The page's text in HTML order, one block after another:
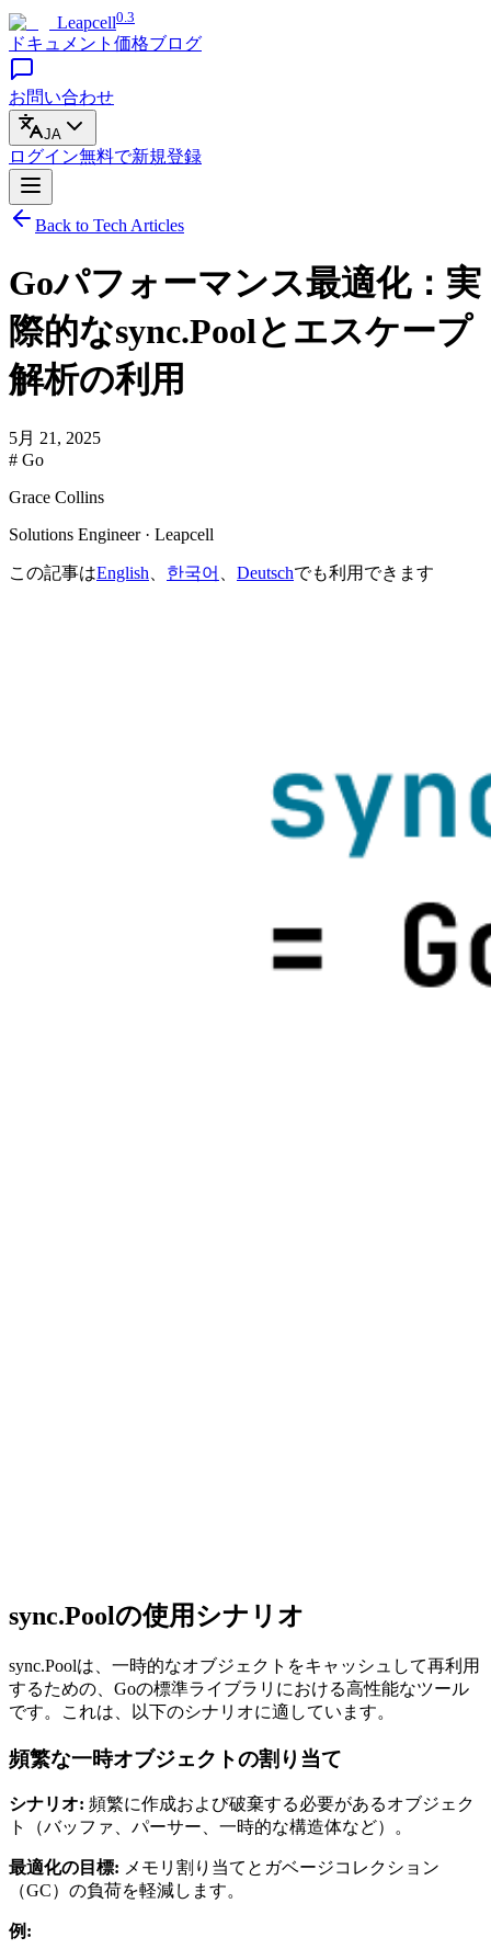
Leapcell0.3
ドキュメント 価格ブログ
お問い合わせ
JA
ログイン無料で新規登録
Back to Tech Articles
Goパフォーマンス最適化：実
際的なsync.Poolとエスケープ
解析の利用
5月 21, 2025
# Go
Grace Collins
Solutions Engineer · Leapcell
この記事はEnglish 한국어 Deutschでも利用できます
sync.Poolの使用シナリオ
sync.Poolは、一時的なオブジェクトをキャッシュして再利用
するための、Goの標準ライブラリにおける高性能なツール
です。これは、以下のシナリオに適しています。
頻繁な一時オブジェクトの割り当て
シナリオ: 頻繁に作成および破棄する必要があるオブジェク
ト（バッファ、パーサー、一時的な構造体など）。
最適化の目標: メモリ割り当てとガベージコレクション
（GC）の負荷を軽減します。
例: